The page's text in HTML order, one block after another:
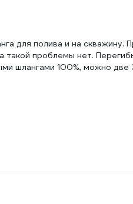
для полива и на скважину.
проблемы нет.
шлангами 100%, можно две